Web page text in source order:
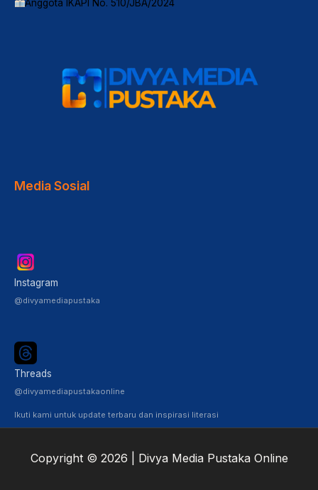
Anggota IKAPI No. 510/JBA/2024
Media Sosial
Instagram
@divyamediapustaka
Threads
@divyamediapustakaonline
Ikuti kami untuk update terbaru dan inspirasi literasi
Copyright © 2026 | Divya Media Pustaka Online